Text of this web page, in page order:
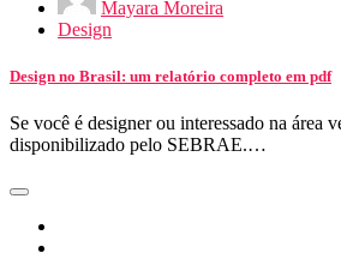
Mayara Moreira
Design
Design no Brasil: um relatório completo em pdf
Se você é designer ou interessado na área
disponibilizado pelo SEBRAE.…